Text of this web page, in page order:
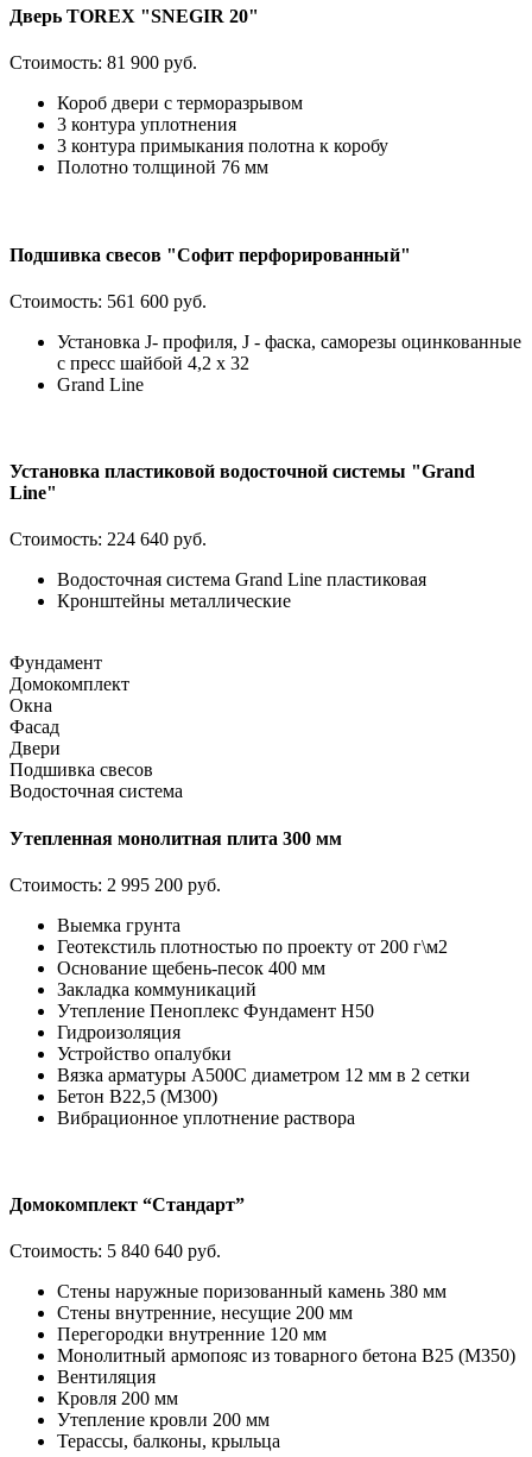
Дверь TOREX "SNEGIR 20"
Стоимость: 81 900 руб.
Короб двери с терморазрывом
3 контура уплотнения
3 контура примыкания полотна к коробу
Полотно толщиной 76 мм
Подшивка свесов "Софит перфорированный"
Стоимость: 561 600 руб.
Установка J- профиля, J - фаска, саморезы оцинкованные
с пресс шайбой 4,2 х 32
Grand Line
Установка пластиковой водосточной системы "Grand
Line"
Стоимость: 224 640 руб.
Водосточная система Grand Line пластиковая
Кронштейны металлические
Фундамент
Домокомплект
Окна
Фасад
Двери
Подшивка свесов
Водосточная система
Утепленная монолитная плита 300 мм
Стоимость: 2 995 200 руб.
Выемка грунта
Геотекстиль плотностью по проекту от 200 г\м2
Основание щебень-песок 400 мм
Закладка коммуникаций
Утепление Пеноплекс Фундамент H50
Гидроизоляция
Устройство опалубки
Вязка арматуры А500С диаметром 12 мм в 2 сетки
Бетон В22,5 (М300)
Вибрационное уплотнение раствора
Домокомплект “Стандарт”
Стоимость: 5 840 640 руб.
Стены наружные поризованный камень 380 мм
Стены внутренние, несущие 200 мм
Перегородки внутренние 120 мм
Монолитный армопояс из товарного бетона В25 (М350)
Вентиляция
Кровля 200 мм
Утепление кровли 200 мм
Терассы, балконы, крыльца